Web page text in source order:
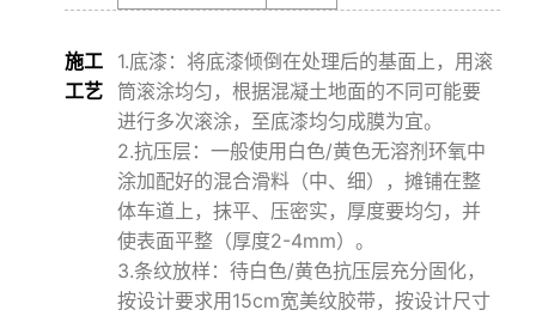
施⼯
⼯艺
1.底漆：将底漆倾倒在处理后的基⾯上，⽤滚
筒滚涂均匀，根据混凝⼟地⾯的不同可能要
进⾏多次滚涂，⾄底漆均匀成膜为宜。
2.抗压层：⼀般使⽤⽩⾊/⻩⾊⽆溶剂环氧中
涂加配好的混合滑料（中、细），摊铺在整
体⻋道上，抹平、压密实，厚度要均匀，并
使表⾯平整（厚度2-4mm）。
3.条纹放样：待⽩⾊/⻩⾊抗压层充分固化，
按设计要求⽤15cm宽美纹胶带，按设计尺⼨